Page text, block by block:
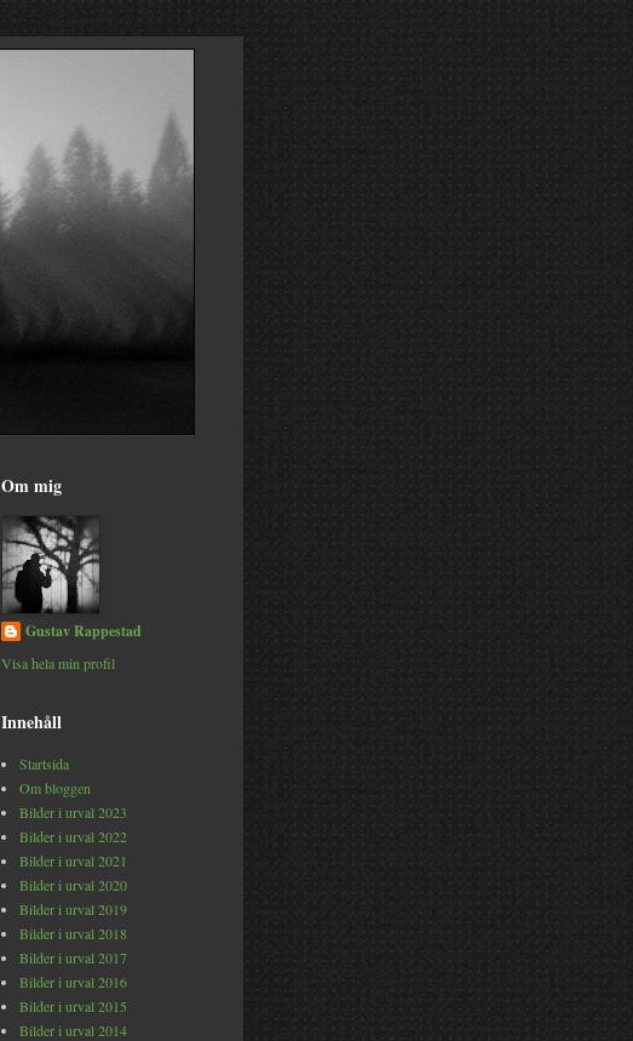
Om mig
Gustav Rappestad
Visa hela min profil
Innehåll
Startsida
Om bloggen
Bilder i urval 2023
Bilder i urval 2022
Bilder i urval 2021
Bilder i urval 2020
Bilder i urval 2019
Bilder i urval 2018
Bilder i urval 2017
Bilder i urval 2016
Bilder i urval 2015
Bilder i urval 2014